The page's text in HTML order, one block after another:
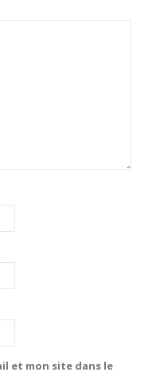
et mon site dans le